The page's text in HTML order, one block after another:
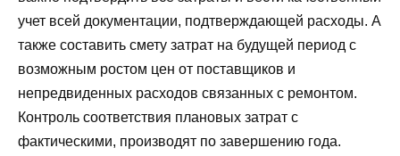
учет всей документации, подтверждающей расходы. А
также составить смету затрат на будущей период с
возможным ростом цен от поставщиков и
непредвиденных расходов связанных с ремонтом.
Контроль соответствия плановых затрат с
фактическими, производят по завершению года.